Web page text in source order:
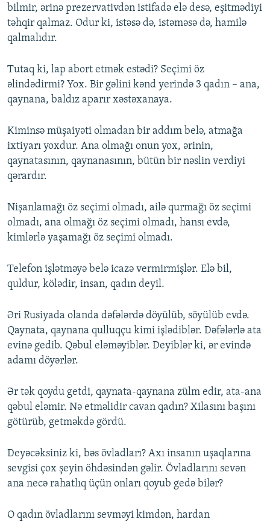
bilmir, ərinə prezervativdən istifadə elə desə, eşitmədiyi
təhqir qalmaz. Odur ki, istəsə də, istəməsə də, hamilə
qalmalıdır.
Tutaq ki, lap abort etmək estədi? Seçimi öz
əlindədirmi? Yox. Bir gəlini kənd yerində 3 qadın – ana,
qaynana, baldız aparır xəstəxanaya.
Kiminsə müşaiyəti olmadan bir addım belə, atmağa
ixtiyarı yoxdur. Ana olmağı onun yox, ərinin,
qaynatasının, qaynanasının, bütün bir nəslin verdiyi
qərardır.
Nişanlamağı öz seçimi olmadı, ailə qurmağı öz seçimi
olmadı, ana olmağı öz seçimi olmadı, hansı evdə,
kimlərlə yaşamağı öz seçimi olmadı.
Telefon işlətməyə belə icazə vermirmişlər. Elə bil,
quldur, kölədir, insan, qadın deyil.
Əri Rusiyada olanda dəfələrdə döyülüb, söyülüb evdə.
Qaynata, qaynana qulluqçu kimi işlədiblər. Dəfələrlə ata
evinə gedib. Qəbul eləməyiblər. Deyiblər ki, ər evində
adamı döyərlər.
Ər tək qoydu getdi, qaynata-qaynana zülm edir, ata-ana
qəbul eləmir. Nə etməlidir cavan qadın? Xilasını başını
götürüb, getməkdə gördü.
Deyəcəksiniz ki, bəs övladları? Axı insanın uşaqlarına
sevgisi çox şeyin öhdəsindən gəlir. Övladlarını sevən
ana necə rahatlıq üçün onları qoyub gedə bilər?
O qadın övladlarını sevməyi kimdən, hardan